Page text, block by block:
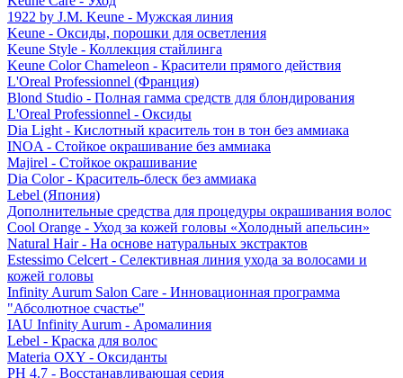
1922 by J.M. Keune - Мужская линия
Keune - Оксиды, порошки для осветления
Keune Style - Коллекция стайлинга
Keune Color Chameleon - Красители прямого действия
L'Oreal Professionnel (Франция)
Blond Studio - Полная гамма средств для блондирования
L'Oreal Professionnel - Оксиды
Dia Light - Кислотный краситель тон в тон без аммиака
INOA - Стойкое окрашивание без аммиака
Majirel - Стойкое окрашивание
Dia Color - Краситель-блеск без аммиака
Lebel (Япония)
Дополнительные средства для процедуры окрашивания волос
Cool Orange - Уход за кожей головы «Холодный апельсин»
Natural Hair - На основе натуральных экстрактов
Estessimo Celcert - Селективная линия ухода за волосами и
кожей головы
Infinity Aurum Salon Care - Инновационная программа
"Абсолютное счастье"
IAU Infinity Aurum - Аромалиния
Lebel - Краска для волос
Materia OXY - Оксиданты
PH 4.7 - Восстанавливающая серия